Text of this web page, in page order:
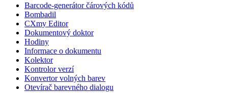
Barcode-generátor čárových kódů
Bombadil
CXmy Editor
Dokumentový doktor
Hodiny
Informace o dokumentu
Kolektor
Kontrolor verzí
Konvertor volných barev
Otevírač barevného dialogu